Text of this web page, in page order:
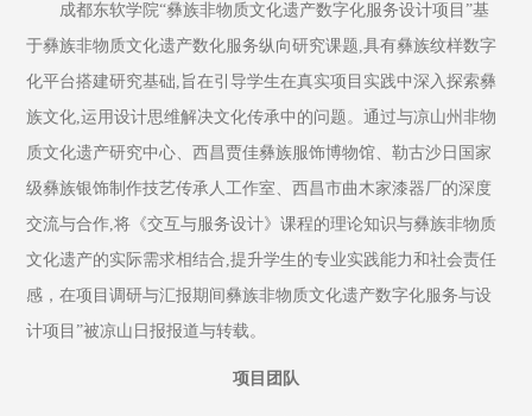
成都东软学院“彝族非物质文化遗产数字化服务设计项目”基
于彝族非物质文化遗产数化服务纵向研究课题,具有彝族纹样数字
化平台搭建研究基础,旨在引导学生在真实项目实践中深入探索彝
族文化,运用设计思维解决文化传承中的问题。通过与凉山州非物
质文化遗产研究中心、西昌贾佳彝族服饰博物馆、勒古沙日国家
级彝族银饰制作技艺传承人工作室、西昌市曲木家漆器厂的深度
交流与合作,将《交互与服务设计》课程的理论知识与彝族非物质
文化遗产的实际需求相结合,提升学生的专业实践能力和社会责任
感，在项目调研与汇报期间彝族非物质文化遗产数字化服务与设
计项目”被凉山日报报道与转载。
项目团队